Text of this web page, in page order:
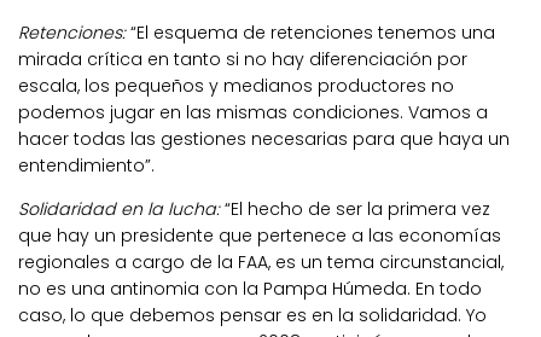
Retenciones:“El esquema de retenciones tenemos una
mirada crítica en tanto si no hay diferenciación por
escala, los pequeños y medianos productores no
podemos jugar en las mismas condiciones. Vamos a
hacer todas las gestiones necesarias para que haya un
entendimiento”.
Solidaridad en la lucha:“El hecho de ser la primera vez
que hay un presidente que pertenece a las economías
regionales a cargo de la FAA, es un tema circunstancial,
no es una antinomia con la Pampa Húmeda. En todo
caso, lo que debemos pensar es en la solidaridad. Yo